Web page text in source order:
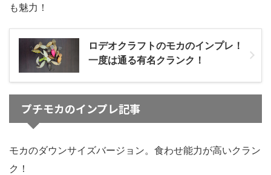
も魅力！
ロデオクラフトのモカのインプレ！
一度は通る有名クランク！
プチモカのインプレ記事
モカのダウンサイズバージョン。食わせ能力が高いクラン
ク！